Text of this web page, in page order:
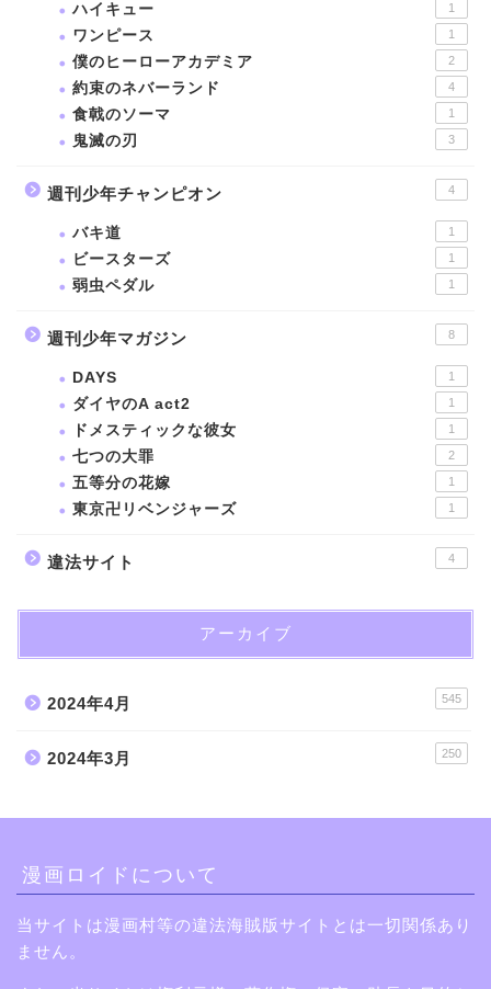
ハイキュー 1
ワンピース 1
僕のヒーローアカデミア 2
約束のネバーランド 4
食戟のソーマ 1
鬼滅の刃 3
週刊少年チャンピオン 4
バキ道 1
ビースターズ 1
弱虫ペダル 1
週刊少年マガジン 8
DAYS 1
ダイヤのA act2 1
ドメスティックな彼女 1
七つの大罪 2
五等分の花嫁 1
東京卍リベンジャーズ 1
違法サイト 4
アーカイブ
2024年4月 545
2024年3月 250
漫画ロイドについて
当サイトは漫画村等の違法海賊版サイトとは一切関係あり
ません。